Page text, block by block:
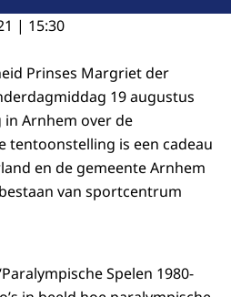
| 15:30
Prinses Margriet der
19 augustus
Arnhem over de
tentoonstelling is een cadeau
en de gemeente Arnhem
van sportcentrum
Spelen 1980-